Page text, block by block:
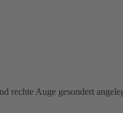
rechte Auge gesondert